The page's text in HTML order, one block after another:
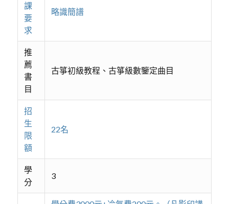
課
要
求
略識簡譜
推
薦
書
目
古箏初級教程、古箏級數鑒定曲目
招
生
限
額
22名
學
分
3